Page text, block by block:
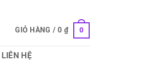
GIỎ HÀNG / 0₫ 0
LIÊN HỆ